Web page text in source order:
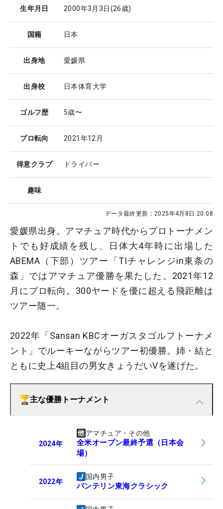
生年月日 2000年3月3日(26歳)
国籍 日本
出身地 愛媛県
出身校 日本体育大学
ゴルフ歴 5歳〜
プロ転向 2021年12月
得意クラブ ドライバー
趣味
データ最終更新： 2025年4月8日 20:08
愛媛県出身。アマチュア時代からプロトーナメン
トでも好成績を残し、日体大4年時に出場した
ABEMA（下部）ツアー「TIチャレンジin東条の
森」ではアマチュア優勝を果たした。2021年12
月にプロ転向。300ヤードを優に超える飛距離は
ツアー随一。
2022年「Sansan KBCオーガスタゴルフトーナメ
ント」でルーキーながらツアー初優勝。姉・結と
ともに史上4組目の男女きょうだいVを遂げた。
主な優勝トーナメント
2024年
アマチュア・その他
全米オープン最終予選（日本会
場）
2022年
国内男子
バンテリン東海クラシック